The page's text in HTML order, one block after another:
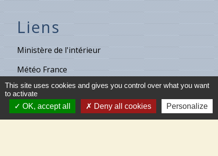
Liens
Ministère de l'intérieur
Météo France
Vigicrues
Son & Lumières de Cléry
This site uses cookies and gives you control over what you want
to activate
OK, accept all
Deny all cookies Personalize